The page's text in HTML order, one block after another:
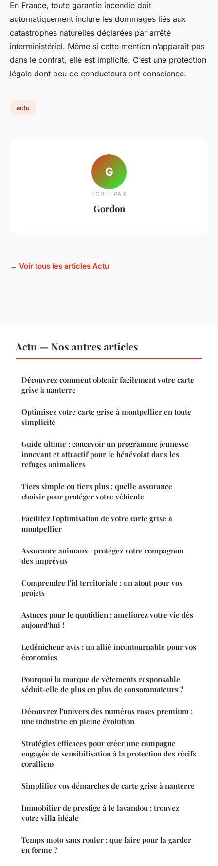
En France, toute garantie incendie doit
automatiquement inclure les dommages liés aux
catastrophes naturelles déclarées par arrêté
interministériel. Même si cette mention n’apparaît pas
dans le contrat, elle est implicite. C’est une protection
légale dont peu de conducteurs ont conscience.
actu
G
ECRIT PAR
Gordon
← Voir tous les articles Actu
Actu — Nos autres articles
Découvrez comment obtenir facilement votre carte
grise à nanterre
Optimisez votre carte grise à montpellier en toute
simplicité
Guide ultime : concevoir un programme jeunesse
innovant et attractif pour le bénévolat dans les
refuges animaliers
Tiers simple ou tiers plus : quelle assurance
choisir pour protéger votre véhicule
Facilitez l'optimisation de votre carte grise à
montpellier
Assurance animaux : protégez votre compagnon
des imprévus
Comprendre l'id territoriale : un atout pour vos
projets
Astuces pour le quotidien : améliorez votre vie dès
aujourd'hui !
Ledénicheur avis : un allié incontournable pour vos
économies
Pourquoi la marque de vêtements responsable
séduit-elle de plus en plus de consommateurs ?
Découvrez l'univers des numéros roses premium :
une industrie en pleine évolution
Stratégies efficaces pour créer une campagne
engagée de sensibilisation à la protection des récifs
coralliens
Simplifiez vos démarches de carte grise à nanterre
Immobilier de prestige à le lavandou : trouvez
votre villa idéale
Temps moto sans rouler : que faire pour la garder
en forme ?